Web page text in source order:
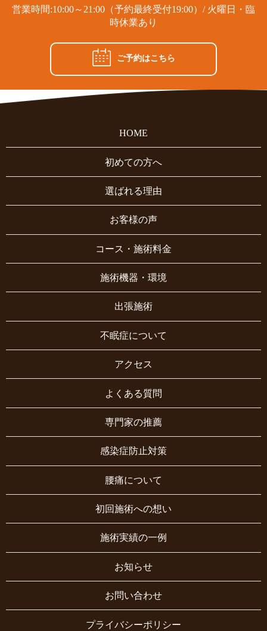
営業時間:10:00～21:00（予約最終受付19:00）/ 火曜日・臨
時休業あり
ご予約はこちら
HOME
初めての方へ
選ばれる理由
お客様の声
コース・施術料金
施術機器・環境
出張施術
不眠症について
アクセス
よくある質問
専門家の推薦
感染症防止対策
腰痛について
初回施術への想い
施術実績の一例
お知らせ
お問い合わせ
プライバシーポリシー